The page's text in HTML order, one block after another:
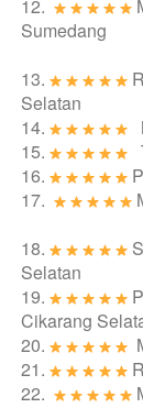
12.
Sumedang
13.
Selatan
14.
15.
16.
17.
18.
Selatan
19.
Cikarang
20.
21.
22.